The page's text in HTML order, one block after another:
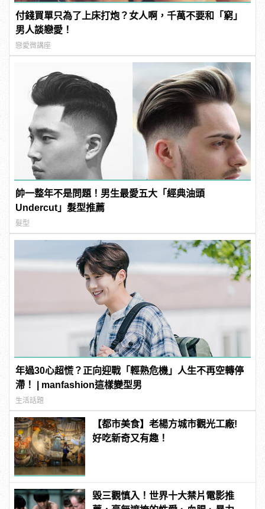
付錢買單只為了上床打炮？女人啊，千萬不要和「窮」
男人談戀愛！
戀愛微講座
帥一整年不是問題！男生最愛五大「經典油頭
Undercut」髮型推薦
髮型
年過30心超慌？正向迎戰「輕熟危機」人生不再空轉停
滯！ | manfashion這樣變型男
生活話題
【都市美食】老楊方城市觀光工廠!
好吃新奇又有趣！
毀三觀慎入！世界十大禁片電影推